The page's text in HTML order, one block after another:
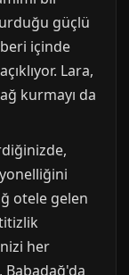
güçlü
içinde
Lara,
kurmayı da
otele gelen
her
Babadağ'da